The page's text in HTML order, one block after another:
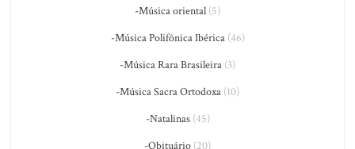
-Música oriental (5)
-Música Polifônica Ibérica(46)
-Música Rara Brasileira (3)
-Música Sacra Ortodoxa (10)
-Natalinas(45)
-Obituário (20)